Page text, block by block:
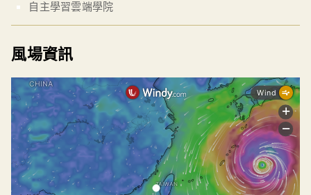
自主學習雲端學院
風場資訊